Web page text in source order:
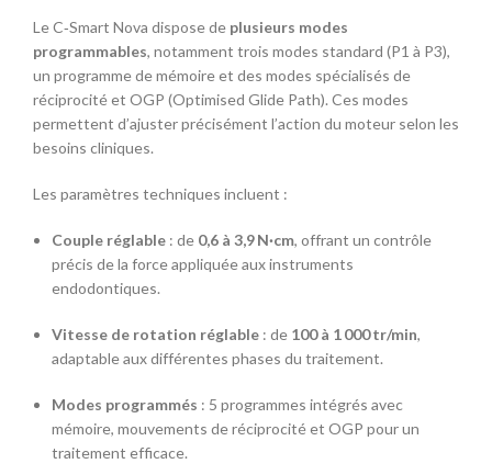
Le C‑Smart Nova dispose de plusieurs modes
programmables, notamment trois modes standard (P1 à P3),
un programme de mémoire et des modes spécialisés de
réciprocité et OGP (Optimised Glide Path). Ces modes
permettent d’ajuster précisément l’action du moteur selon les
besoins cliniques.
Les paramètres techniques incluent :
Couple réglable : de 0,6 à 3,9 N·cm, offrant un contrôle
précis de la force appliquée aux instruments
endodontiques.
Vitesse de rotation réglable : de 100 à 1 000 tr/min,
adaptable aux différentes phases du traitement.
Modes programmés : 5 programmes intégrés avec
mémoire, mouvements de réciprocité et OGP pour un
traitement efficace.